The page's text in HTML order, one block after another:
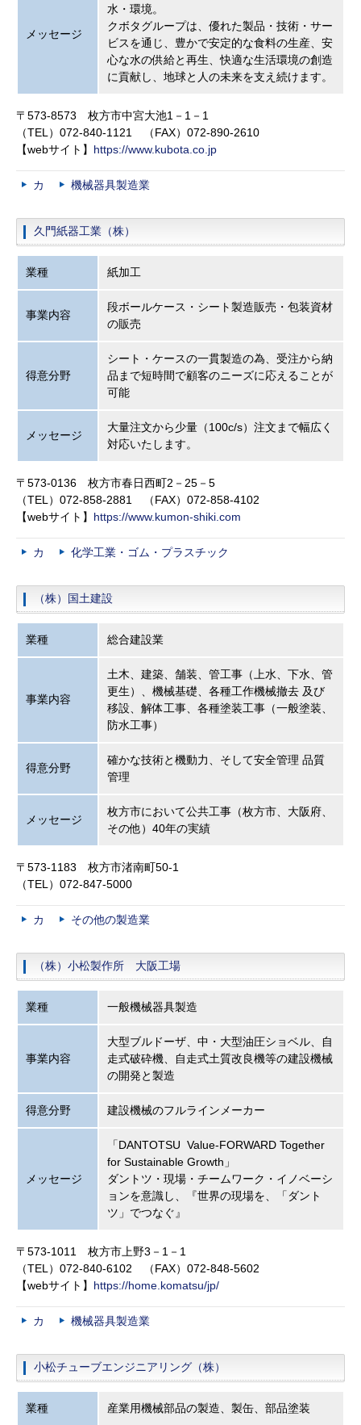
メッセージ
水・環境。
クボタグループは、優れた製品・技術・サー
ビスを通じ、豊かで安定的な食料の生産、安
心な水の供給と再生、快適な生活環境の創造
に貢献し、地球と人の未来を支え続けます。
〒573-8573 枚方市中宮大池1－1－1
（TEL）072-840-1121 （FAX）072-890-2610
【webサイト】 https://www.kubota.co.jp
カ 機械器具製造業
久門紙器工業（株）
業種 紙加工
事業内容
段ボールケース・シート製造販売・包装資材
の販売
得意分野
シート・ケースの一貫製造の為、受注から納
品まで短時間で顧客のニーズに応えることが
可能
メッセージ
大量注文から少量（100c/s）注文まで幅広く
対応いたします。
〒573-0136 枚方市春日西町2－25－5
（TEL）072-858-2881 （FAX）072-858-4102
【webサイト】 https://www.kumon-shiki.com
カ 化学工業・ゴム・プラスチック
（株）国土建設
業種 総合建設業
事業内容
土木、建築、舗装、管工事（上水、下水、管
更生）、機械基礎、各種工作機械撤去 及び
移設、解体工事、各種塗装工事（一般塗装、
防水工事）
得意分野
確かな技術と機動力、そして安全管理 品質
管理
メッセージ
枚方市において公共工事（枚方市、大阪府、
その他）40年の実績
〒573-1183 枚方市渚南町50-1
（TEL）072-847-5000
カ その他の製造業
（株）小松製作所 大阪工場
業種 一般機械器具製造
事業内容
大型ブルドーザ、中・大型油圧ショベル、自
走式破砕機、自走式土質改良機等の建設機械
の開発と製造
得意分野 建設機械のフルラインメーカー
メッセージ
「DANTOTSU Value-FORWARD Together
for Sustainable Growth」
ダントツ・現場・チームワーク・イノベーシ
ョンを意識し、『世界の現場を、「ダント
ツ」でつなぐ』
〒573-1011 枚方市上野3－1－1
（TEL）072-840-6102 （FAX）072-848-5602
【webサイト】 https://home.komatsu/jp/
カ 機械器具製造業
小松チューブエンジニアリング（株）
業種 産業用機械部品の製造、製缶、部品塗装